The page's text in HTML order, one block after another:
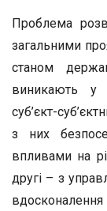
Проблема
загальними
станом
виникають у
суб’єкт-
з них
впливами на
другі – з
вдосконалення